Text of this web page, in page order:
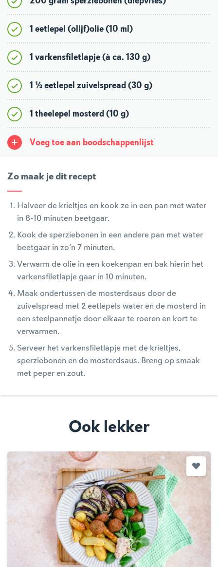
1 eetlepel (olijf)olie (10 ml)
1 varkensfiletlapje (à ca. 130 g)
1 ½ eetlepel zuivelspread (30 g)
1 theelepel mosterd (10 g)
Voeg toe aan boodschappenlijst
Zo maak je dit recept
Halveer de krieltjes en kook ze in een pan met water
in 8-10 minuten beetgaar.
Kook de sperziebonen in een andere pan met water
beetgaar in zo’n 7 minuten.
Verwarm de olie in een koekenpan en bak hierin het
varkensfiletlapje gaar in 10 minuten.
Maak ondertussen de mosterdsaus door de
zuivelspread met 2 eetlepels water en de mosterd in
een steelpannetje door elkaar te roeren en kort te
verwarmen.
Serveer het varkensfiletlapje met de krieltjes,
sperziebonen en de mosterdsaus. Breng op smaak
met peper en zout.
Ook lekker